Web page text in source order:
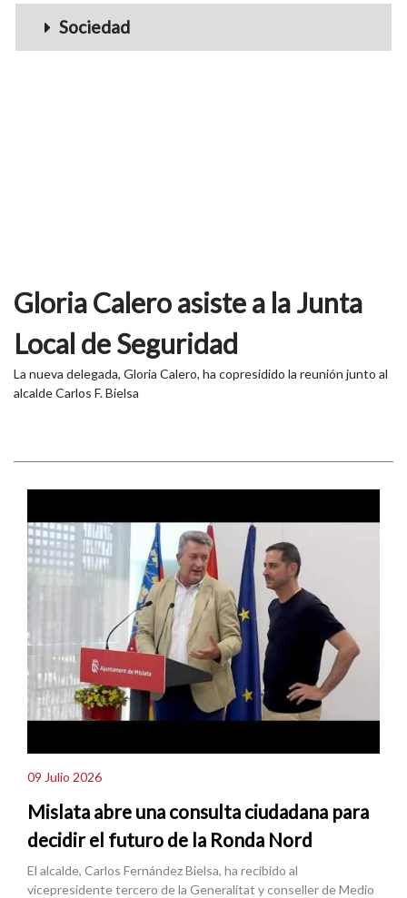
Sociedad
Gloria Calero asiste a la Junta
Local de Seguridad
La nueva delegada, Gloria Calero, ha copresidido la reunión junto al
alcalde Carlos F. Bielsa
09 Julio 2026
Mislata abre una consulta ciudadana para
decidir el futuro de la Ronda Nord
El alcalde, Carlos Fernández Bielsa, ha recibido al
vicepresidente tercero de la Generalitat y conseller de Medio